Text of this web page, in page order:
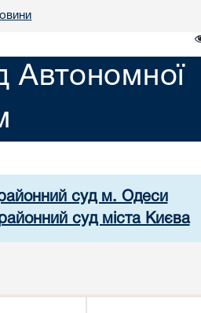
Автономної
суд м. Одеси
суд міста Києва